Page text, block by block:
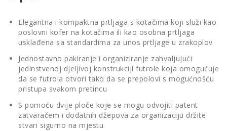
Elegantna i kompaktna prtljaga s kotačima koji služi kao
poslovni kofer na kotačima ili kao osobna prtljaga
usklađena sa standardima za unos prtljage u zrakoplov
Jednostavno pakiranje i organiziranje zahvaljujući
jedinstvenoj djeljivoj konstrukciji futrole koja omogućuje
da se futrola otvori tako da se prepolovi s mogućnošću
pristupa svakom pretincu
S pomoću dvije ploče koje se mogu odvojiti patent
zatvaračem i dodatnih džepova za organizaciju držite
stvari sigurno na mjestu